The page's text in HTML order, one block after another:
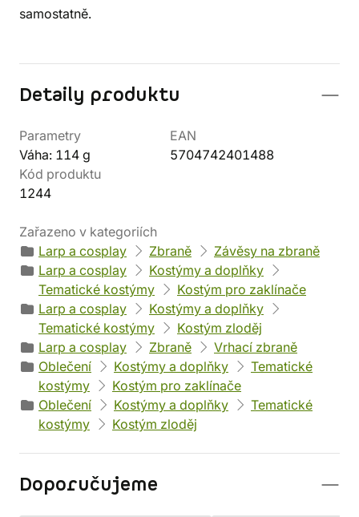
samostatně.
Detaily produktu
Parametry
Váha: 114 g
EAN
5704742401488
Kód produktu
1244
Zařazeno v kategoriích
Larp a cosplay
Zbraně
Závěsy na zbraně
Larp a cosplay
Kostýmy a doplňky
Tematické kostýmy
Kostým pro zaklínače
Larp a cosplay
Kostýmy a doplňky
Tematické kostýmy
Kostým zloděj
Larp a cosplay
Zbraně
Vrhací zbraně
Oblečení
Kostýmy a doplňky
Tematické
kostýmy
Kostým pro zaklínače
Oblečení
Kostýmy a doplňky
Tematické
kostýmy
Kostým zloděj
Doporučujeme